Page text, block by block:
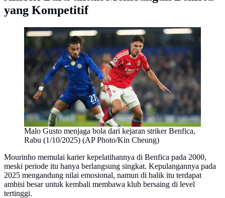
yang Kompetitif
Malo Gusto menjaga bola dari kejaran striker Benfica,
Rabu (1/10/2025) (AP Photo/Kin Cheung)
Mourinho memulai karier kepelatihannya di Benfica pada 2000,
meski periode itu hanya berlangsung singkat. Kepulangannya pada
2025 mengandung nilai emosional, namun di balik itu terdapat
ambisi besar untuk kembali membawa klub bersaing di level
tertinggi.